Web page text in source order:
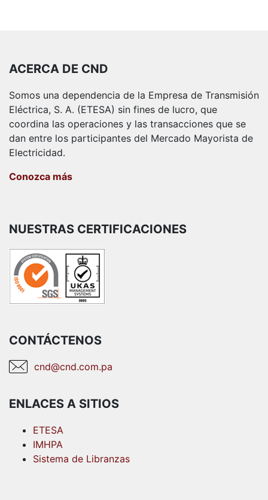
ACERCA DE CND
Somos una dependencia de la Empresa de Transmisión
Eléctrica, S. A. (ETESA) sin fines de lucro, que
coordina las operaciones y las transacciones que se
dan entre los participantes del Mercado Mayorista de
Electricidad.
Conozca más
NUESTRAS CERTIFICACIONES
CONTÁCTENOS
cnd@cnd.com.pa
ENLACES A SITIOS
ETESA
IMHPA
Sistema de Libranzas